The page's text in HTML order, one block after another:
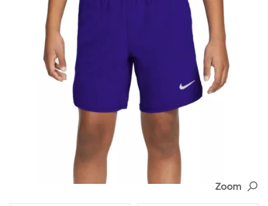
Zoom